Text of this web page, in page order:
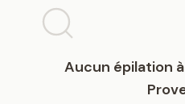
Aucun épilation